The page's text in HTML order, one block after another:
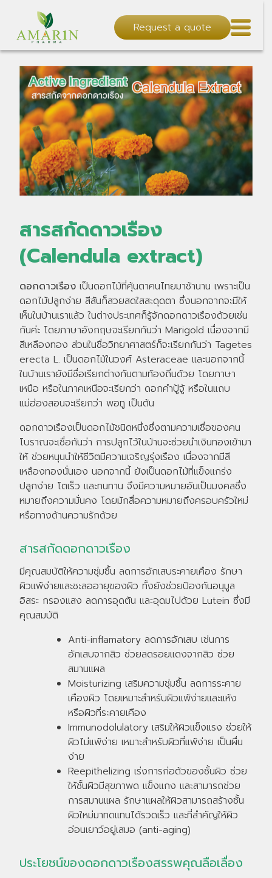
Request a quote
สารสกัดดาวเรือง
(Calendula extract)
ดอกดาวเรือง เป็นดอกไม้ที่คุ้นตาคนไทยมาช้านาน เพราะเป็น
ดอกไม้ปลูกง่าย สีสันก็สวยสดใสสะดุดตา ซึ่งนอกจากจะมีให้
เห็นในบ้านเราแล้ว ในต่างประเทศก็รู้จักดอกดาวเรืองด้วยเช่น
กันค่ะ โดยภาษาอังกฤษจะเรียกกันว่า Marigold เนื่องจากมี
สีเหลืองทอง ส่วนในชื่อวิทยาศาสตร์ก็จะเรียกกันว่า Tagetes
erecta L. เป็นดอกไม้ในวงศ์ Asteraceae และนอกจากนี้
ในบ้านเรายังมีชื่อเรียกต่างกันตามท้องถิ่นด้วย โดยภาษา
เหนือ หรือในภาคเหนือจะเรียกว่า ดอกคำปู้จู้ หรือในแถบ
แม่ฮ่องสอนจะเรียกว่า พอทู เป็นต้น
ดอกดาวเรืองเป็นดอกไม้ชนิดหนึ่งซึ่งตามความเชื่อของคน
โบราณจะเชื่อกันว่า การปลูกไว้ในบ้านจะช่วยนำเงินทองเข้ามา
ให้ ช่วยหนุนนำให้ชีวิตมีความเจริญรุ่งเรือง เนื่องจากมีสี
เหลืองทองนั่นเอง นอกจากนี้ ยังเป็นดอกไม้ที่แข็งแกร่ง
ปลูกง่าย โตเร็ว และทนทาน จึงมีความหมายอันเป็นมงคลซึ่ง
หมายถึงความมั่นคง โดยมักสื่อความหมายถึงครอบครัวใหม่
หรือทางด้านความรักด้วย
สารสกัดดอกดาวเรือง
มีคุณสมบัติให้ความชุ่มชื้น ลดการอักเสบระคายเคือง รักษา
ผิวแพ้ง่ายและชะลออายุของผิว ทั้งยังช่วยป้องกันอนุมูล
อิสระ กรองแสง ลดการอุดตัน และอุดมไปด้วย Lutein ซึ่งมี
คุณสมบัติ
Anti-inflamatory ลดการอักเสบ เช่นการ
อักเสบจากสิว ช่วยลดรอยแดงจากสิว ช่วย
สมานแผล
Moisturizing เสริมความชุ่มชื้น ลดการระคาย
เคืองผิว โดยเหมาะสำหรับผิวแพ้ง่ายและแห้ง
หรือผิวที่ระคายเคือง
Immunodolulatory เสริมให้ผิวแข็งแรง ช่วยให้
ผิวไม่แพ้ง่าย เหมาะสำหรับผิวที่แพ้ง่าย เป็นผื่น
ง่าย
Reepithelizing เร่งการก่อต้วของชั้นผิว ช่วย
ให้ชั้นผิวมีสุขภาพด แข็งแกง และสามารถช่วย
การสมานแผล รักษาแผลให้ผิวสามารถสร้างชั้น
ผิวใหม่มาทดแทนได้รวดเร็ว และที่สำคัญให้ผิว
อ่อนเยาว์อยู่เสมอ (anti-aging)
ประโยชน์ของดอกดาวเรืองสรรพคุณลือเลื่อง